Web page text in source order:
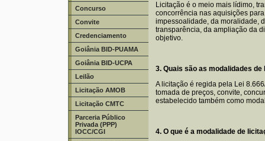
Concurso
Convite
Credenciamento
Goiânia BID-PUAMA
Goiânia BID-UCPA
Leilão
Licitação AMOB
Licitação CMTC
Parceria Público
Privada (PPP)
IOCC/CGI
Licitação é o meio mais lídimo,
concorrência nas aquisições
impessoalidade, da moralidade,
transparência, da ampliação da
objetivo.
3. Quais são as modalidades
A licitação é regida pela Lei
tomada de preços, convite,
estabelecido também como
4. O que é a modalidade de